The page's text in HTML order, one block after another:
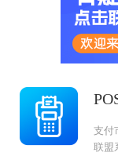
支付
联盟